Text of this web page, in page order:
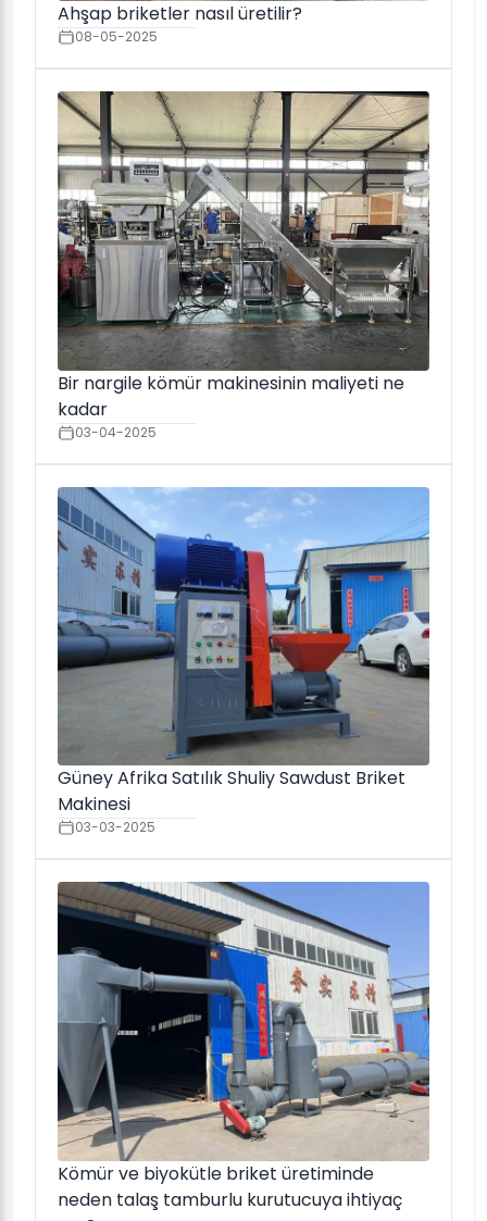
Ahşap briketler nasıl üretilir?
08-05-2025
Bir nargile kömür makinesinin maliyeti ne
kadar
03-04-2025
Güney Afrika Satılık Shuliy Sawdust Briket
Makinesi
03-03-2025
Kömür ve biyokütle briket üretiminde
neden talaş tamburlu kurutucuya ihtiyaç